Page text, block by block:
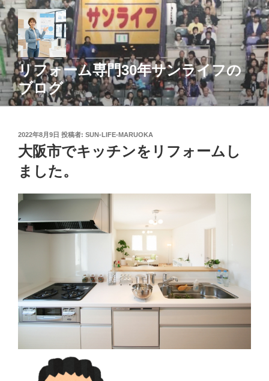
コ
ン
テ
ン
ツ
へ
ス
キ
リフォーム専門30年サンライフの
ブログ
投
日:
2022年8月9日 投稿者: SUN-LIFE-MARUOKA
大阪市でキッチンをリフォームし
ました。